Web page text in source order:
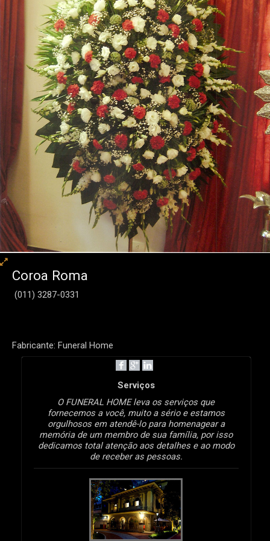
Coroa Roma
(011) 3287-0331
Fabricante: Funeral Home
Serviços
O FUNERAL HOME leva os serviços que
fornecemos a você, muito a sério e estamos
orgulhosos em atendê-lo para homenagear a
memória de um membro de sua família, por isso
dedicamos total atenção aos detalhes e ao modo
de receber as pessoas.